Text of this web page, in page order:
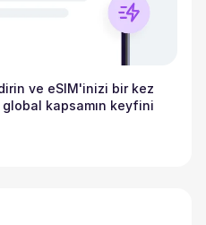
ve eSIM'inizi bir kez
kapsamın keyfini